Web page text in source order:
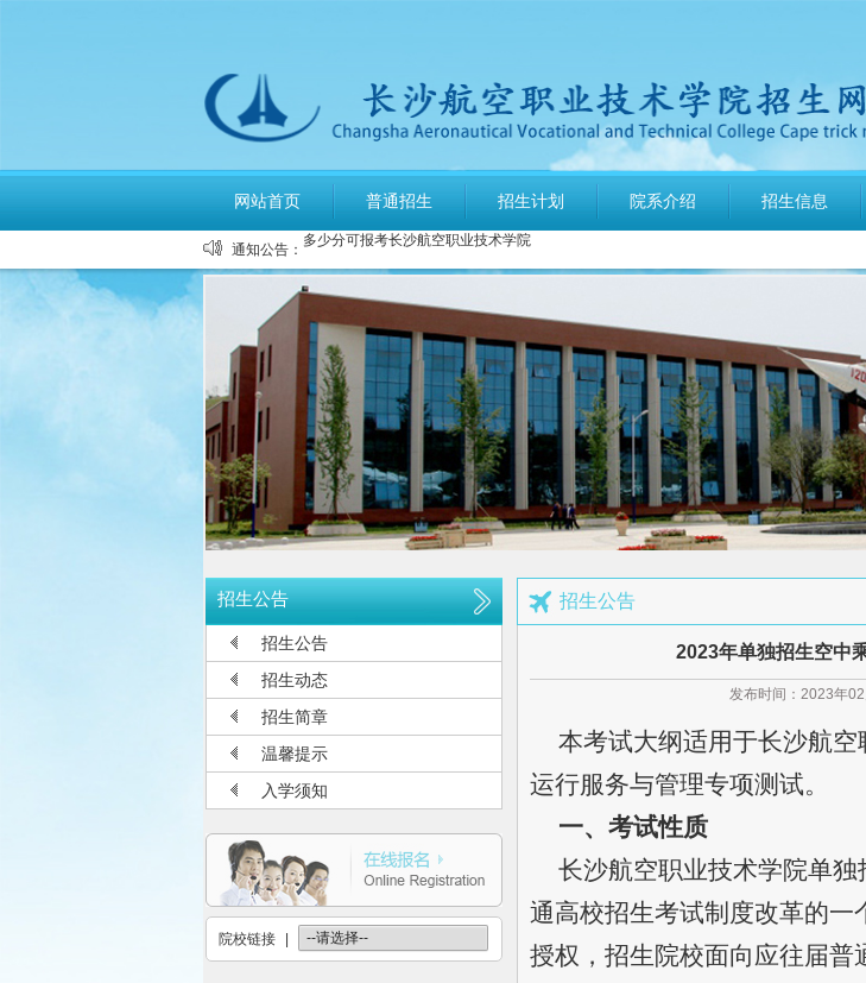
网站首页 普通招生 招生计划 院系介绍 招生信息
通知公告：
公布2026年高考招生录取使用电话号码
长沙航空职业技术学院空中乘务、机场运行服务与管理报考须知
多少分可报考长沙航空职业技术学院
长沙航空职业技术学院2026年定向培养军士报考须知
长沙航空职业技术学院2026年报考指南
长沙航空职业技术学院2026年招生计划发布
长沙航空职业技术学院2026年招生章程
2026年单招录取分数线及录取名单公示
2026年单独招生一志愿考试成绩查询
关于参加2026年单独招生考试的温馨提示
公布2026年高考招生录取使用电话号码
长沙航空职业技术学院空中乘务、机场运行服务与管理报考须知
多少分可报考长沙航空职业技术学院
长沙航空职业技术学院2026年定向培养军士报考须知
长沙航空职业技术学院2026年报考指南
长沙航空职业技术学院2026年招生计划发布
长沙航空职业技术学院2026年招生章程
2026年单招录取分数线及录取名单公示
关于参加2026年单独招生考试的温馨提示
招生公告
招生公告
招生动态
招生简章
温馨提示
入学须知
院校链接
招生公告
2023年单独招生空中
发布时间：2023年
本考试大纲适用于长沙航
运行服务与管理专项测试。
一、考试性质
长沙航空职业技术学院单
通高校招生考试制度改革的
授权，招生院校面向应往届普